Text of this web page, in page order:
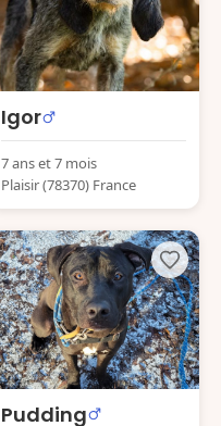
Igor
7 ans et 7 mois
Plaisir (78370) France
Pudding